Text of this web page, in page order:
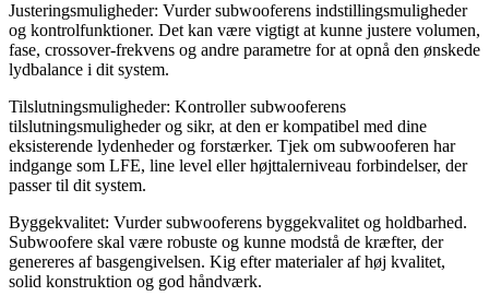
Justeringsmuligheder: Vurder subwooferens indstillingsmuligheder
og kontrolfunktioner. Det kan være vigtigt at kunne justere volumen,
fase, crossover-frekvens og andre parametre for at opnå den ønskede
lydbalance i dit system.
Tilslutningsmuligheder: Kontroller subwooferens
tilslutningsmuligheder og sikr, at den er kompatibel med dine
eksisterende lydenheder og forstærker. Tjek om subwooferen har
indgange som LFE, line level eller højttalerniveau forbindelser, der
passer til dit system.
Byggekvalitet: Vurder subwooferens byggekvalitet og holdbarhed.
Subwoofere skal være robuste og kunne modstå de kræfter, der
genereres af basgengivelsen. Kig efter materialer af høj kvalitet,
solid konstruktion og god håndværk.